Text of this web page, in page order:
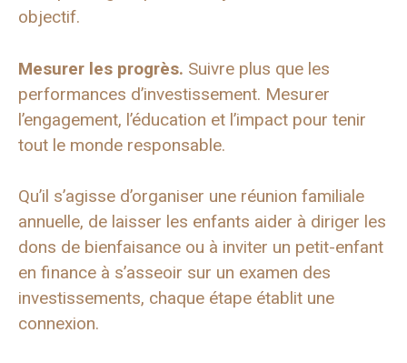
objectif.
Mesurer les progrès. Suivre plus que les
performances d’investissement. Mesurer
l’engagement, l’éducation et l’impact pour tenir
tout le monde responsable.
Qu’il s’agisse d’organiser une réunion familiale
annuelle, de laisser les enfants aider à diriger les
dons de bienfaisance ou à inviter un petit-enfant
en finance à s’asseoir sur un examen des
investissements, chaque étape établit une
connexion.